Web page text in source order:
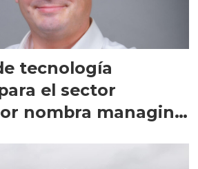
tecnología
el sector
nombra managing